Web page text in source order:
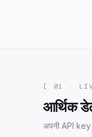
[ 01 ·
आर्थिक
अपनी API key